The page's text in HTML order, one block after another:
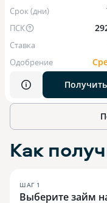
Срок (дни)
ПСК
Ставка
Одобрение
Получить
Как
ШАГ 1
Выберите займ